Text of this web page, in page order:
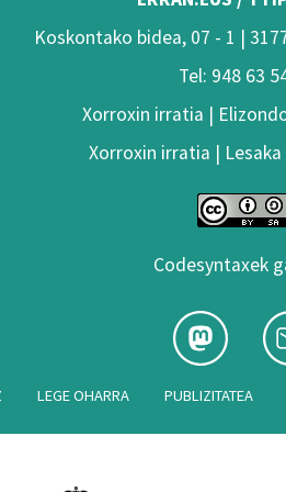
Koskontako bidea, 07 - 1 |
Tel: 948 63
Xorroxin irratia |
Xorroxin irratia | Lesaka
Codesyntaxek
LEGE OHARRA PUBLIZITATEA